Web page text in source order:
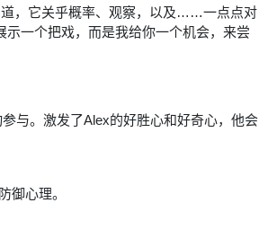
道，它关乎概率、观察，以及……一点点对
一个把戏，而是我给你一个机会，来尝
参与。激发了Alex的好胜心和好奇心，他会
御心理。